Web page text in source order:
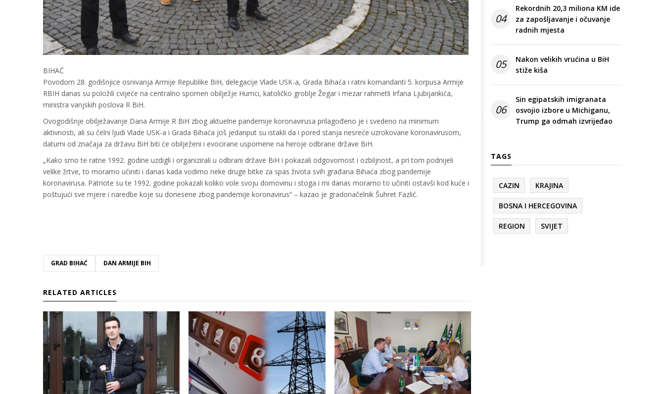
BIHAĆ
Povodom 28. godišnjice osnivanja Armije Republike BiH, delegacije Vlade USK-a, Grada Bihaća i ratni komandanti 5. korpusa Armije
RBIH danas su položili cvijeće na centralno spomen obilježje Humci, katoličko groblje Žegar i mezar rahmetli Irfana Ljubijankića,
ministra vanjskih poslova R BiH.
Ovogodišnje obilježavanje Dana Armije R BiH zbog aktuelne pandemije koronavirusa prilagođeno je i svedeno na minimum
aktivnosti, ali su čelni ljudi Vlade USK-a i Grada Bihaća još jedanput su istakli da i pored stanja nesreće uzrokovane koronavirusom,
datumi od značaja za državu BiH biti će obilježeni i evocirane uspomene na heroje odbrane države BiH.
„Kako smo te ratne 1992. godine uzdigli i organizirali u odbrani države BiH i pokazali odgovornost i ozbiljnost, a pri tom podnijeli
velike žrtve, to moramo učiniti i danas kada vodimo neke druge bitke za spas života svih građana Bihaća zbog pandemije
koronavirusa. Patriote su te 1992. godine pokazali koliko vole svoju domovinu i stoga i mi danas moramo to učiniti ostavši kod kuće i
poštujući sve mjere i naredbe koje su donesene zbog pandemije koronavirus“ – kazao je gradonačelnik Šuhret Fazlić.
GRAD BIHAĆ DAN ARMIJE BIH
RELATED ARTICLES
04
Rekordnih 20,3 miliona KM ide
za zapošljavanje i očuvanje
radnih mjesta
05
Nakon velikih vrućina u BiH
stiže kiša
06
Sin egipatskih imigranata
osvojio izbore u Michiganu,
Trump ga odmah izvrijeđao
TAGS
CAZIN KRAJINA
BOSNA I HERCEGOVINA
REGION SVIJET